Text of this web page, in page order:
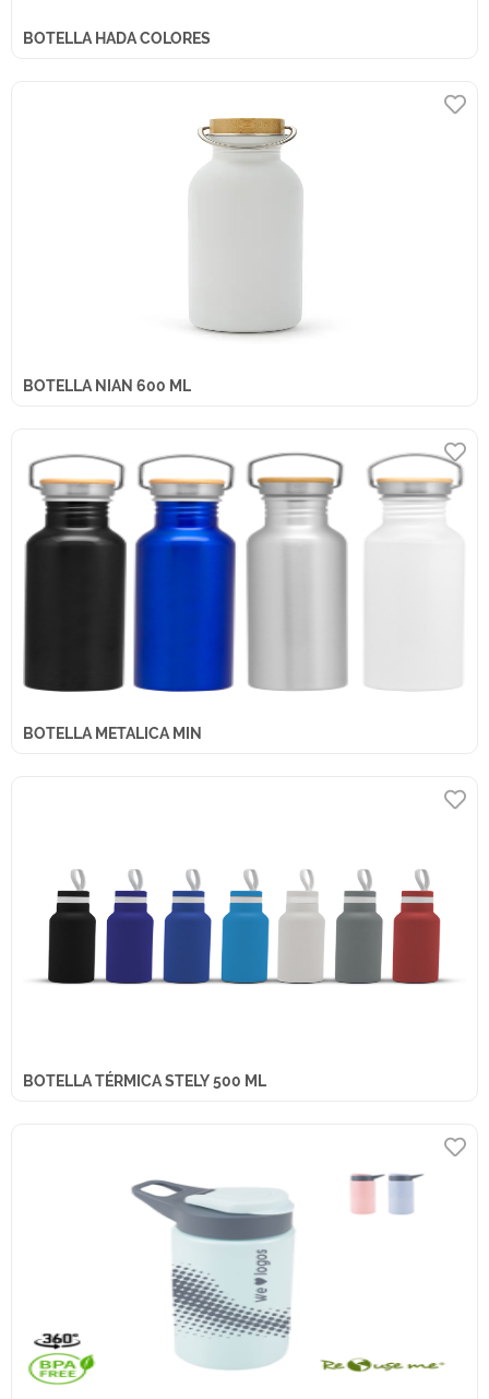
BOTELLA HADA COLORES
BOTELLA NIAN 600 ML
BOTELLA METALICA MIN
BOTELLA TÉRMICA STELY 500 ML